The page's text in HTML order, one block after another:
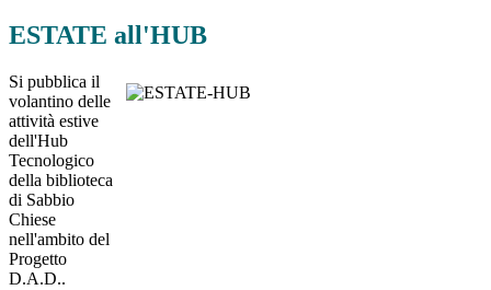
ESTATE all'HUB
Si pubblica il
volantino delle
attività estive
dell'Hub
Tecnologico
della biblioteca
di Sabbio
Chiese
nell'ambito del
Progetto
D.A.D..